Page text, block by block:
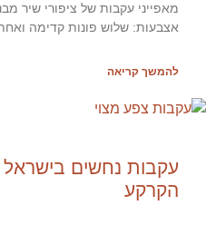
מאפייני עקבות של ציפורי שיר
אצבעות: שלוש פונות קדימה
להמשך קריאה
עקבות נחשים בישראל
הקרקע